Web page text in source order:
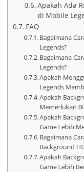
Apakah Ada
di Mobile
FAQ
Bagaimana
Legends?
Bagaimana
Legends?
Apakah
Legends
Apakah
Memerlukan
Apakah
Game Lebih
Bagaimana
Background
Apakah
Game Lebih